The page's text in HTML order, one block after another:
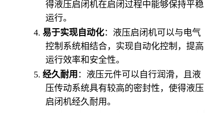
得液压启闭机在启闭过程中能够保持平稳
运行。
4. 易于实现自动化：液压启闭机可以与电气
控制系统相结合，实现自动化控制，提高
运行效率和安全性。
5. 经久耐用 ：液压元件可以自行润滑，且液
压传动系统具有较高的密封性，使得液压
启闭机经久耐用。